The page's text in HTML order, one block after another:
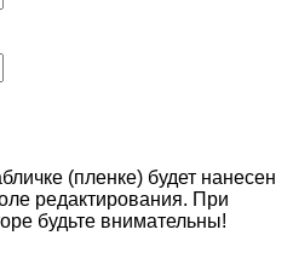
(пленке) будет нанесен
редактирования. При
будьте внимательны!